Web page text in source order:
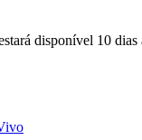
disponível 10 dias